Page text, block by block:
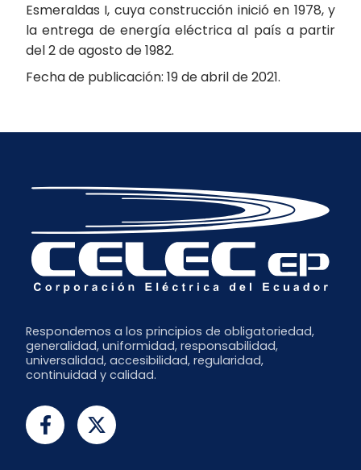
Esmeraldas I, cuya construcción inició en 1978, y
la entrega de energía eléctrica al país a partir
del 2 de agosto de 1982.
Fecha de publicación: 19 de abril de 2021.
Respondemos a los principios de obligatoriedad,
generalidad, uniformidad, responsabilidad,
universalidad, accesibilidad, regularidad,
continuidad y calidad.